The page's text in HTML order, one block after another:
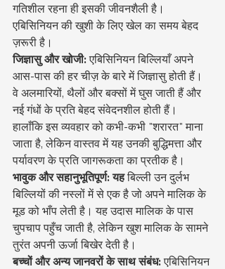
गतिशील रहना ही इसकी जीवनशैली है।
एबिसिनियन की खुशी के लिए खेल का समय बेहद
ज़रूरी है।
जिज्ञासु और खोजी: एबिसिनियन बिल्लियाँ अपने
आस-पास की हर चीज़ के बारे में जिज्ञासु होती हैं।
वे अलमारियों, थैलों और बक्सों में घुस जाती हैं और
नई गंधों के प्रति बेहद संवेदनशील होती हैं।
हालाँकि इस व्यवहार को कभी-कभी "शरारत" माना
जाता है, लेकिन वास्तव में यह उनकी बुद्धिमत्ता और
पर्यावरण के प्रति जागरूकता का प्रतीक है।
भावुक और सहानुभूतिपूर्ण: यह बिल्ली उन दुर्लभ
बिल्लियों की नस्लों में से एक है जो अपने मालिक के
मूड को भाँप लेती है। यह उदास मालिक के पास
चुपचाप पहुँच जाती है, लेकिन खुश मालिक के सामने
तुरंत अपनी ऊर्जा बिखेर देती है।
बच्चों और अन्य जानवरों के साथ संबंध: एबिसिनियन